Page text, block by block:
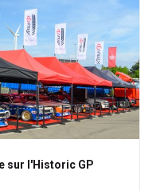
sur l'Historic GP